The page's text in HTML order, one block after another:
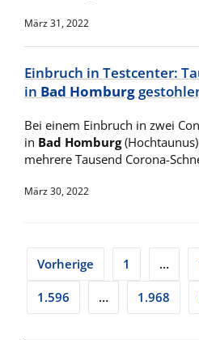
März 31, 2022
Einbruch in Testcenter:
in Bad Homburg
Bei einem Einbruch in zwei
in Bad Homburg
mehrere Tausend Corona-
März 30, 2022
der
Vorherige 1 …
1.596 … 1.968